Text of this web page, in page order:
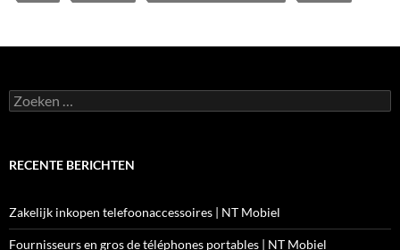
Zoeken
naar:
RECENTE BERICHTEN
Zakelijk inkopen telefoonaccessoires | NT Mobiel
Fournisseurs en gros de téléphones portables | NT Mobiel